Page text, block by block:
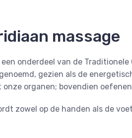
massage
onderdeel van de
gezien als de
organen; bovendien
zowel op de handen als de